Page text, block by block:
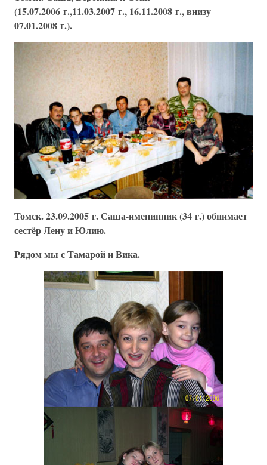
(15.07.2006 г.,11.03.2007 г., 16.11.2008 г., внизу
07.01.2008 г.).
Томск. 23.09.2005 г. Саша-именинник (34 г.) обнимает
сестёр Лену и Юлию.
Рядом мы с Тамарой и Вика.